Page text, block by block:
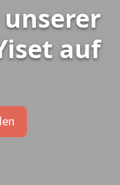
auf